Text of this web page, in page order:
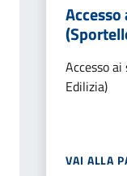
Accesso
Accesso
Edilizia)
VAI ALLA